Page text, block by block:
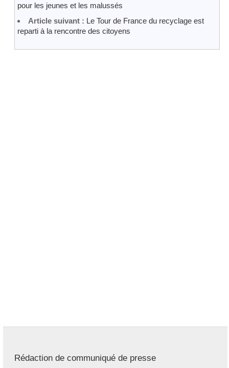
pour les jeunes et les malussés
Article suivant : Le Tour de France du recyclage est
reparti à la rencontre des citoyens
Rédaction de communiqué de presse